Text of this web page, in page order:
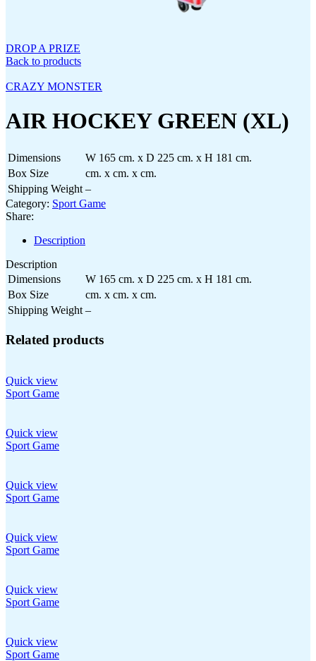
DROP A PRIZE
Back to products
CRAZY MONSTER
AIR HOCKEY GREEN (XL)
Dimensions
W 165 cm. x D 225 cm. x H 181 cm.
Box Size
cm. x cm. x cm.
Shipping Weight –
Category: Sport Game
Share:
Description
Description
Dimensions
W 165 cm. x D 225 cm. x H 181 cm.
Box Size
cm. x cm. x cm.
Shipping Weight –
Related products
Quick view
Sport Game
Quick view
Sport Game
Quick view
Sport Game
Quick view
Sport Game
Quick view
Sport Game
Quick view
Sport Game